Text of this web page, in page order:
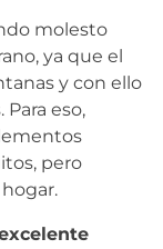
molesto
ya que el
y con ello
eso,
pero